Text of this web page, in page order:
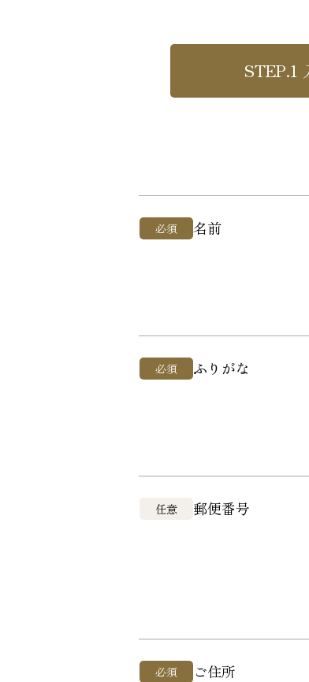
STEP.1
必須 名前
必須 ふりがな
任意 郵便番号
必須 ご住所